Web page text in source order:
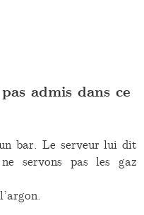
admis dans ce
bar. Le serveur lui dit
servons pas les gaz